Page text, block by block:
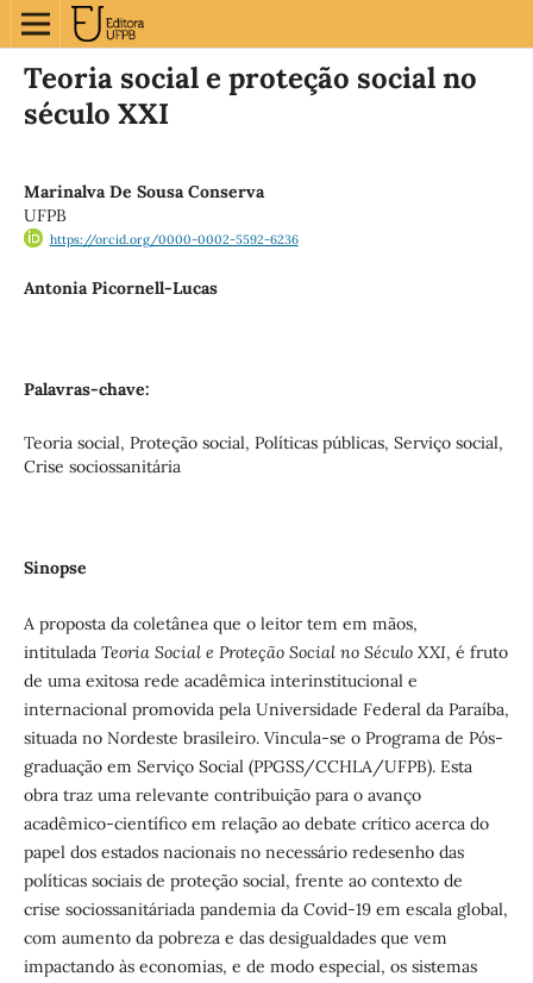
Teoria social e proteção social no
século XXI
Marinalva De Sousa Conserva
UFPB
https://orcid.org/0000-0002-5592-6236
Antonia Picornell-Lucas
Palavras-chave:
Teoria social, Proteção social, Políticas públicas, Serviço social,
Crise sociossanitária
Sinopse
A proposta da coletânea que o leitor tem em mãos,
intitulada Teoria Social e Proteção Social no Século XXI, é fruto
de uma exitosa rede acadêmica interinstitucional e
internacional promovida pela Universidade Federal da Paraíba,
situada no Nordeste brasileiro. Vincula-se o Programa de Pós-
graduação em Serviço Social (PPGSS/CCHLA/UFPB). Esta
obra traz uma relevante contribuição para o avanço
acadêmico-científico em relação ao debate crítico acerca do
papel dos estados nacionais no necessário redesenho das
políticas sociais de proteção social, frente ao contexto de
crise sociossanitáriada pandemia da Covid-19 em escala global,
com aumento da pobreza e das desigualdades que vem
impactando às economias, e de modo especial, os sistemas